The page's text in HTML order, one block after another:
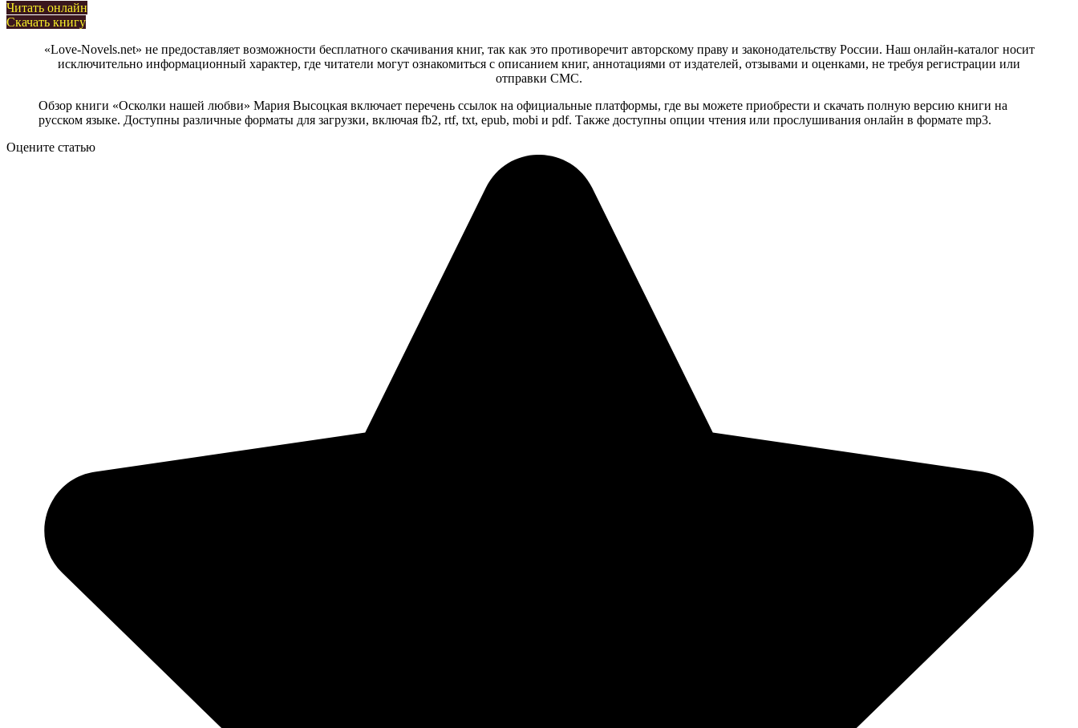
Читать онлайн
Скачать книгу
«Love-Novels.net» не предоставляет возможности бесплатного скачивания книг, так как это противоречит авторскому праву и законодательству России. Наш онлайн-каталог носит
исключительно информационный характер, где читатели могут ознакомиться с описанием книг, аннотациями от издателей, отзывами и оценками, не требуя регистрации или
отправки СМС.
Обзор книги «Осколки нашей любви» Мария Высоцкая включает перечень ссылок на официальные платформы, где вы можете приобрести и скачать полную версию книги на
русском языке. Доступны различные форматы для загрузки, включая fb2, rtf, txt, epub, mobi и pdf. Также доступны опции чтения или прослушивания онлайн в формате mp3.
Оцените статью